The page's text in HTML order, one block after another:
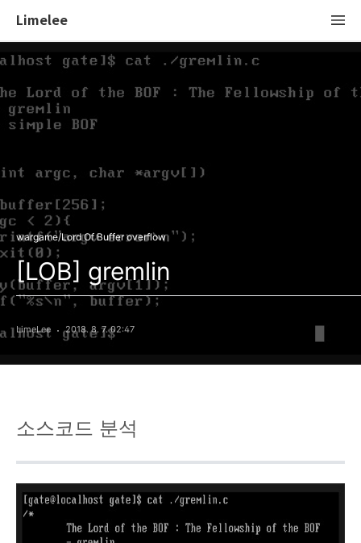
Limelee
wargame/Lord Of Buffer overflow
[LOB] gremlin
LimeLee 2018. 8. 7. 02:47
소스코드 분석